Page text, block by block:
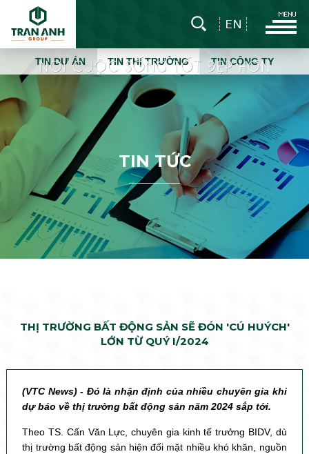
EN
TIN TỨC
TIN DỰ ÁN TIN THỊ TRƯỜNG TIN CÔNG TY
THỊ TRƯỜNG BẤT ĐỘNG SẢN SẼ ĐÓN 'CÚ HUÝCH'
LỚN TỪ QUÝ I/2024
(VTC News) - Đó là nhận định của nhiều chuyên gia khi
dự báo về thị trường bất động sản năm 2024 sắp tới.
Theo TS. Cấn Văn Lực, chuyên gia kinh tế trưởng BIDV, dù
thị trường bất động sản hiện đối mặt nhiều khó khăn, nguồn